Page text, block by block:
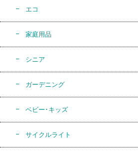
エコ
家庭用品
シニア
ガーデニング
ベビー･キッズ
サイクルライト